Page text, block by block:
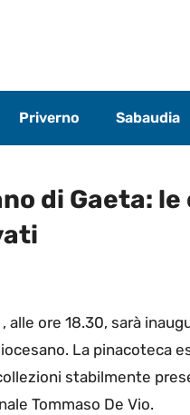
Priverno Sabaudia
di Gaeta: le
alle ore 18.30, sarà
La pinacoteca
stabilmente
Tommaso De Vio.